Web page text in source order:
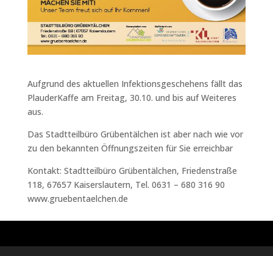
Aufgrund des aktuellen Infektionsgeschehens fällt das
PlauderKaffe am Freitag, 30.10. und bis auf Weiteres
aus.
Das Stadtteilbüro Grübentälchen ist aber nach wie vor
zu den bekannten Öffnungszeiten für Sie erreichbar
Kontakt: Stadtteilbüro Grübentälchen, Friedenstraße
118, 67657 Kaiserslautern, Tel. 0631 – 680 316 90
www.gruebentaelchen.de